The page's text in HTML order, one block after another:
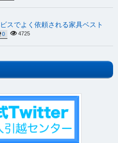
スでよく依頼される家具ベスト
0 4725